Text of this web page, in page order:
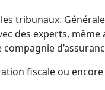
tribunaux.
des experts, même
fiscale ou